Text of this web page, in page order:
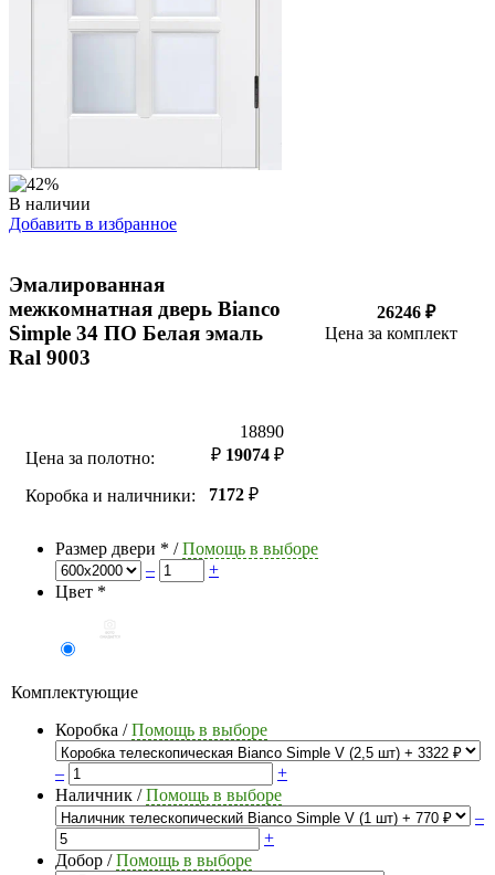
В наличии
Добавить в избранное
Эмалированная
межкомнатная дверь Bianco
Simple 34 ПО Белая эмаль
Ral 9003
26246 ₽
Цена за комплект
Цена за полотно:
18890
₽ 19074 ₽
Коробка и наличники: 7172 ₽
Размер двери * /Помощь в выборе
–
+
Цвет *
Комплектующие
Коробка /Помощь в выборе
–
+
Наличник /Помощь в выборе
–
+
Добор /Помощь в выборе